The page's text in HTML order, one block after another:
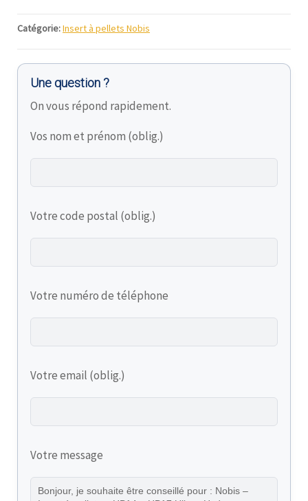
Catégorie:Insert à pellets Nobis
Une question ?
On vous répond rapidement.
Vos nom et prénom (oblig.)
Votre code postal (oblig.)
Votre numéro de téléphone
Votre email (oblig.)
Votre message